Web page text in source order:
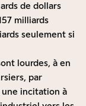
de dollars
milliards
seulement si
lourdes, à en
par
une incitation à